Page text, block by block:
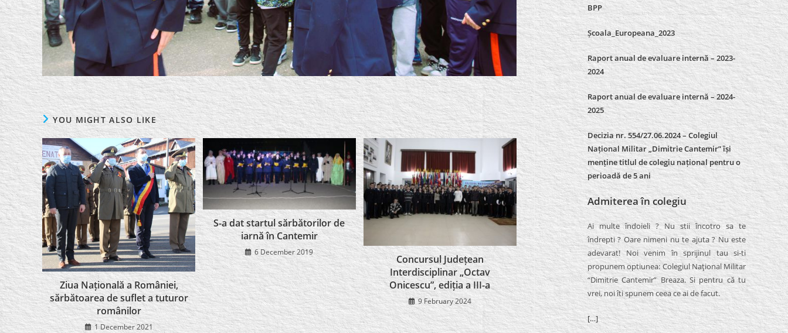
YOU MIGHT ALSO LIKE
Ziua Națională a României,
sărbătoarea de suflet a tuturor
românilor
1 December 2021
S-a dat startul sărbătorilor de
iarnă în Cantemir
6 December 2019
Concursul Județean
Interdisciplinar „Octav
Onicescu”, ediția a III-a
9 February 2024
BPP
Școala_Europeana_2023
Raport anual de evaluare internă – 2023-
2024
Raport anual de evaluare internă –2024-
2025
Decizia nr. 554/27.06.2024 – Colegiul
Național Militar „Dimitrie Cantemir” își
menține titlul de colegiu național pentru o
perioadă de 5 ani
Admiterea în colegiu
Ai multe îndoieli ? Nu stii încotro sa te
îndrepti ? Oare nimeni nu te ajuta ? Nu este
adevarat! Noi venim în sprijinul tau si-ti
propunem optiunea: Colegiul Naţional Militar
“Dimitrie Cantemir” Breaza. Si pentru că tu
vrei, noi îti spunem ceea ce ai de facut.
[…]